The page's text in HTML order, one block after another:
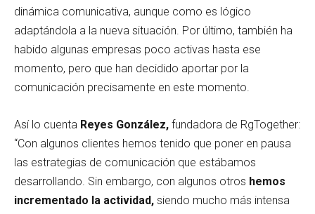
dinámica comunicativa, aunque como es lógico
adaptándola a la nueva situación. Por último, también ha
habido algunas empresas poco activas hasta ese
momento, pero que han decidido aportar por la
comunicación precisamente en este momento.
Así lo cuenta Reyes González, fundadora de RgTogether:
“Con algunos clientes hemos tenido que poner en pausa
las estrategias de comunicación que estábamos
desarrollando. Sin embargo, con algunos otros hemos
incrementado la actividad, siendo mucho más intensa